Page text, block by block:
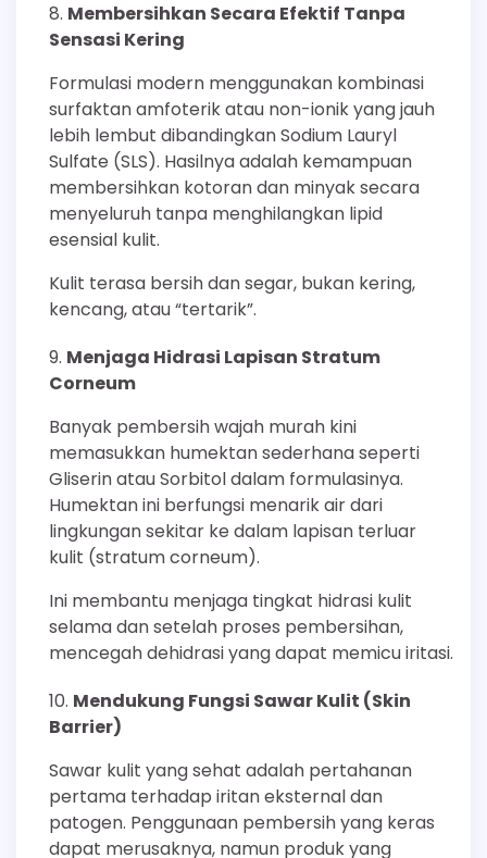
Membersihkan Secara Efektif Tanpa
Sensasi Kering
Formulasi modern menggunakan kombinasi
surfaktan amfoterik atau non-ionik yang jauh
lebih lembut dibandingkan Sodium Lauryl
Sulfate (SLS). Hasilnya adalah kemampuan
membersihkan kotoran dan minyak secara
menyeluruh tanpa menghilangkan lipid
esensial kulit.
Kulit terasa bersih dan segar, bukan kering,
kencang, atau “tertarik”.
Menjaga Hidrasi Lapisan Stratum
Corneum
Banyak pembersih wajah murah kini
memasukkan humektan sederhana seperti
Gliserin atau Sorbitol dalam formulasinya.
Humektan ini berfungsi menarik air dari
lingkungan sekitar ke dalam lapisan terluar
kulit (stratum corneum).
Ini membantu menjaga tingkat hidrasi kulit
selama dan setelah proses pembersihan,
mencegah dehidrasi yang dapat memicu iritasi.
Mendukung Fungsi Sawar Kulit (Skin
Barrier)
Sawar kulit yang sehat adalah pertahanan
pertama terhadap iritan eksternal dan
patogen. Penggunaan pembersih yang keras
dapat merusaknya, namun produk yang